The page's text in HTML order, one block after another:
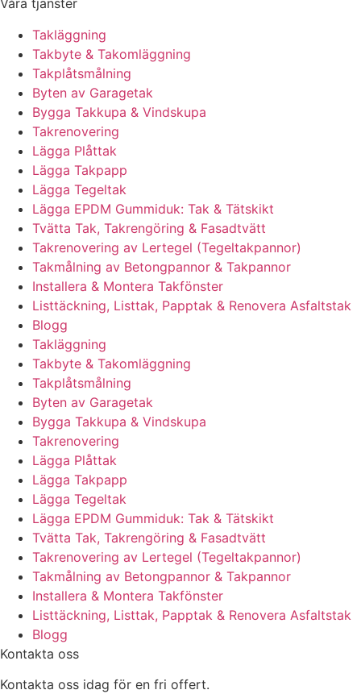
Våra tjänster
Takläggning
Takbyte & Takomläggning
Takplåtsmålning
Byten av Garagetak
Bygga Takkupa & Vindskupa
Takrenovering
Lägga Plåttak
Lägga Takpapp
Lägga Tegeltak
Lägga EPDM Gummiduk: Tak & Tätskikt
Tvätta Tak, Takrengöring & Fasadtvätt
Takrenovering av Lertegel (Tegeltakpannor)
Takmålning av Betongpannor & Takpannor
Installera & Montera Takfönster
Listtäckning, Listtak, Papptak & Renovera Asfaltstak
Blogg
Takläggning
Takbyte & Takomläggning
Takplåtsmålning
Byten av Garagetak
Bygga Takkupa & Vindskupa
Takrenovering
Lägga Plåttak
Lägga Takpapp
Lägga Tegeltak
Lägga EPDM Gummiduk: Tak & Tätskikt
Tvätta Tak, Takrengöring & Fasadtvätt
Takrenovering av Lertegel (Tegeltakpannor)
Takmålning av Betongpannor & Takpannor
Installera & Montera Takfönster
Listtäckning, Listtak, Papptak & Renovera Asfaltstak
Blogg
Kontakta oss
Kontakta oss idag för en fri offert.